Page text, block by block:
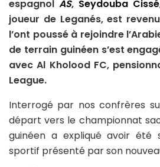
espagnol AS, Seydouba Cissé
joueur de Leganés, est
l’ont poussé à rejoindre
de terrain guinéen s’est
avec Al Kholood FC,
League.
Interrogé par nos confrères
départ vers le championnat
guinéen a expliqué avoir
sportif présenté par son